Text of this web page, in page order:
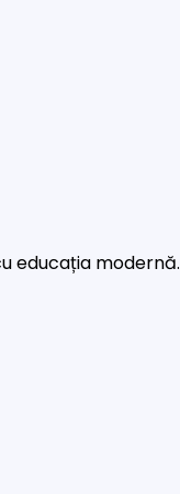
educația modernă.